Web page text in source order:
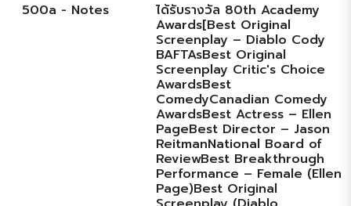
500a - Notes
ได้รับรางวัล 80th Academy
Awards[Best Original
Screenplay – Diablo Cody
BAFTAsBest Original
Screenplay Critic's Choice
AwardsBest
ComedyCanadian Comedy
AwardsBest Actress – Ellen
PageBest Director – Jason
ReitmanNational Board of
ReviewBest Breakthrough
Performance – Female (Ellen
Page)Best Original